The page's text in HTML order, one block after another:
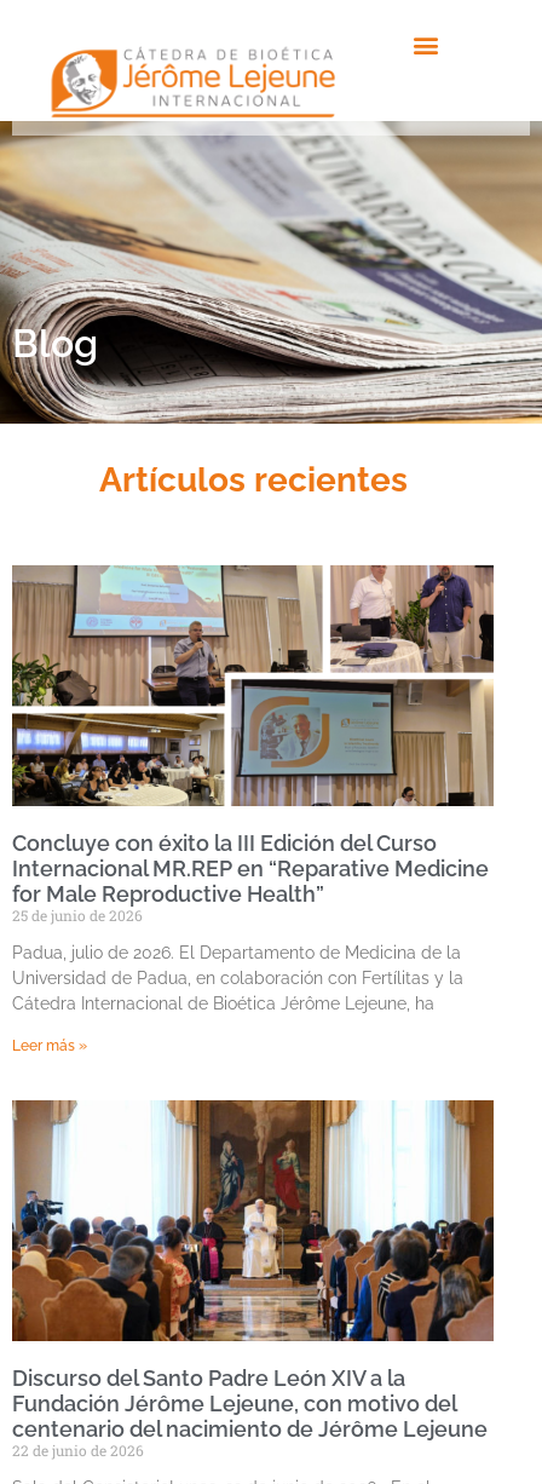
Blog
Artículos recientes
Concluye con éxito la III Edición del Curso
Internacional MR.REP en “Reparative Medicine
for Male Reproductive Health”
25 de junio de 2026
Padua, julio de 2026. El Departamento de Medicina de la
Universidad de Padua, en colaboración con Fertílitas y la
Cátedra Internacional de Bioética Jérôme Lejeune, ha
Leer más »
Discurso del Santo Padre León XIV a la
Fundación Jérôme Lejeune, con motivo del
centenario del nacimiento de Jérôme Lejeune
22 de junio de 2026